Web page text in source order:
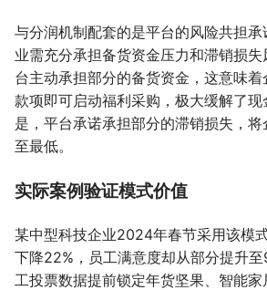
与分润机制配套的是平台的风险共担
业需充分承担备货资金压力和滞销损
台主动承担部分的备货资金，这意味
款项即可启动福利采购，极大缓解了
是，平台承诺承担部分的滞销损失，
至最低。
实际案例验证模式价值
某中型科技企业2024年春节采用该模
下降22%，员工满意度却从部分提升
工投票数据提前锁定年货坚果、智能